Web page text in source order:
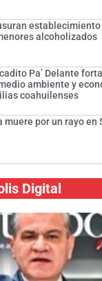
alcoholizados
Pa’ Delante
ambiente y
coahuilenses
muere por un rayo en
Digital